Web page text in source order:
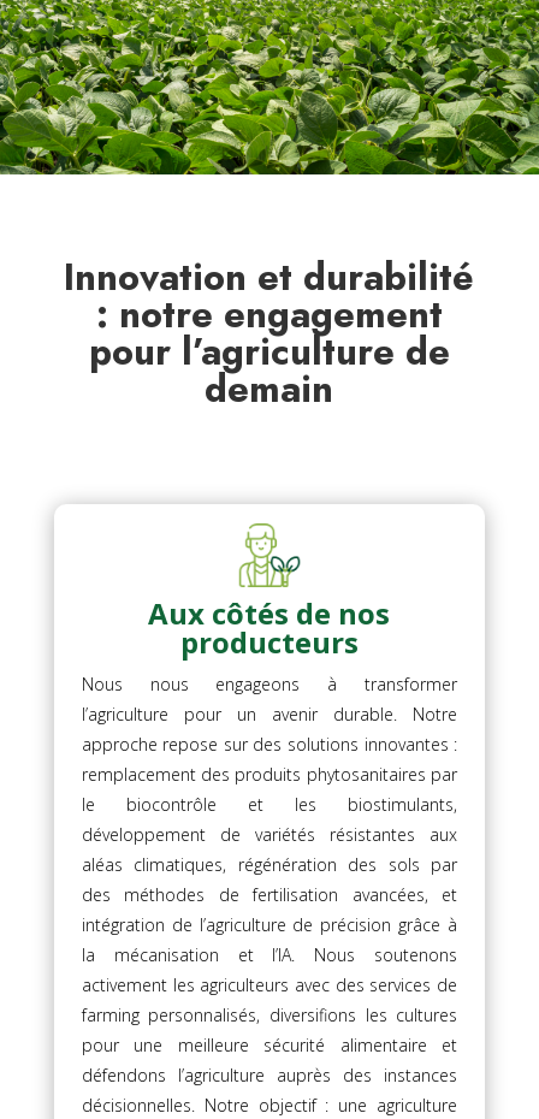
Innovation et durabilité
: notre engagement
pour l’agriculture de
demain
Aux côtés de nos
producteurs
Nous nous engageons à transformer
l’agriculture pour un avenir durable. Notre
approche repose sur des solutions innovantes :
remplacement des produits phytosanitaires par
le biocontrôle et les biostimulants,
développement de variétés résistantes aux
aléas climatiques, régénération des sols par
des méthodes de fertilisation avancées, et
intégration de l’agriculture de précision grâce à
la mécanisation et l’IA. Nous soutenons
activement les agriculteurs avec des services de
farming personnalisés, diversifions les cultures
pour une meilleure sécurité alimentaire et
défendons l’agriculture auprès des instances
décisionnelles. Notre objectif : une agriculture